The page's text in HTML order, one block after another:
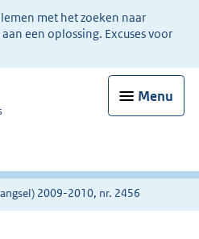
met het zoeken naar
een oplossing. Excuses voor
Menu
2009-2010, nr. 2456